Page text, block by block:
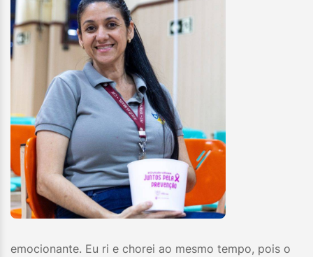
emocionante. Eu ri e chorei ao mesmo tempo, pois o